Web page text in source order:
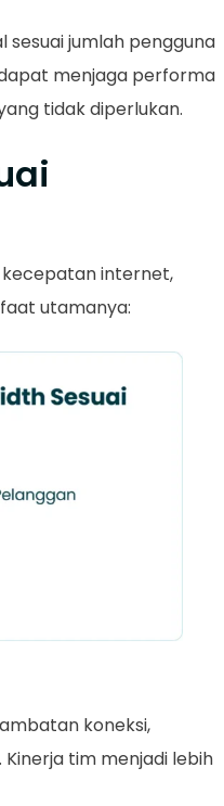
jumlah pengguna
menjaga performa
tidak diperlukan.
kecepatan internet,
utamanya:
koneksi,
tim menjadi lebih